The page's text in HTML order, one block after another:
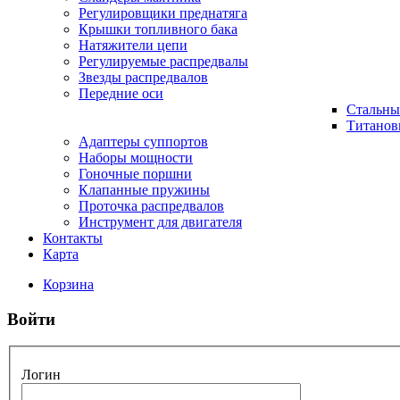
Регулировщики преднатяга
Крышки топливного бака
Натяжители цепи
Регулируемые распредвалы
Звезды распредвалов
Передние оси
Адаптеры суппортов
Наборы мощности
Гоночные поршни
Клапанные пружины
Проточка распредвалов
Инструмент для двигателя
Контакты
Карта
Корзина
Войти
Логин